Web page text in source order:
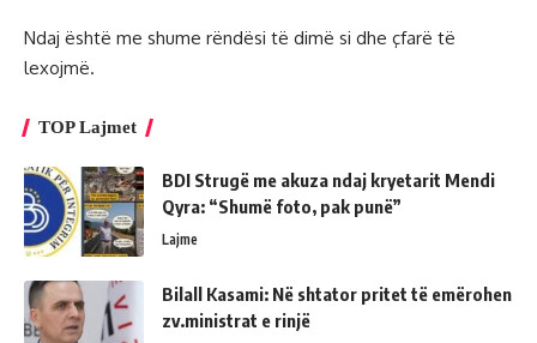
Ndaj është me shume rëndësi të dimë si dhe çfarë të
lexojmë.
TOP Lajmet
BDI Strugë me akuza ndaj kryetarit Mendi
Qyra: “Shumë foto, pak punë”
Lajme
Bilall Kasami: Në shtator pritet të emërohen
zv.ministrat e rinjë